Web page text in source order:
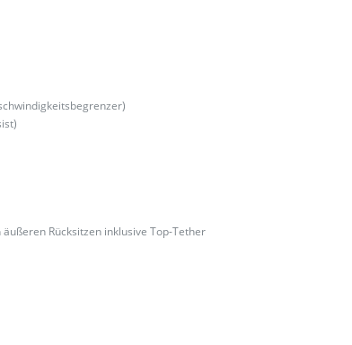
Rücksitzen inklusive Top-Tether